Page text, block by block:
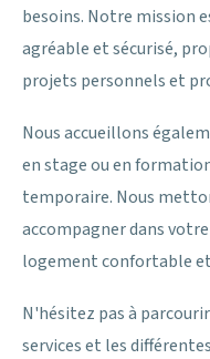
besoins. Notre mission
agréable et sécurisé,
projets personnels et
Nous accueillons
en stage ou en
temporaire. Nous
accompagner dans
logement confortable
N'hésitez pas à
services et les